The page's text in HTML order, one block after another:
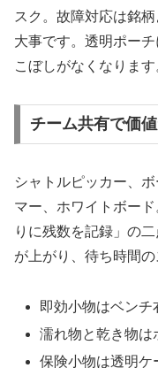
スク。故障対応は銘
大事です。透明ポー
こぼしがなくなります
チーム共有で価
シャトルピッカー、
マー、ホワイトボー
りに残数を記録」の
が上がり、待ち時間の
即効小物はベンチ
濡れ物と乾き物は
保険小物は透明ケ